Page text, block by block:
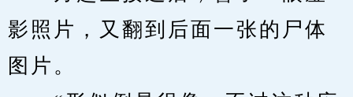
影照片，又翻到后面一张的尸体
图片。